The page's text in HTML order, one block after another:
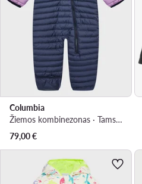
Columbia
Žiemos kombinezonas · Tamsiai mėlyna
79,00€